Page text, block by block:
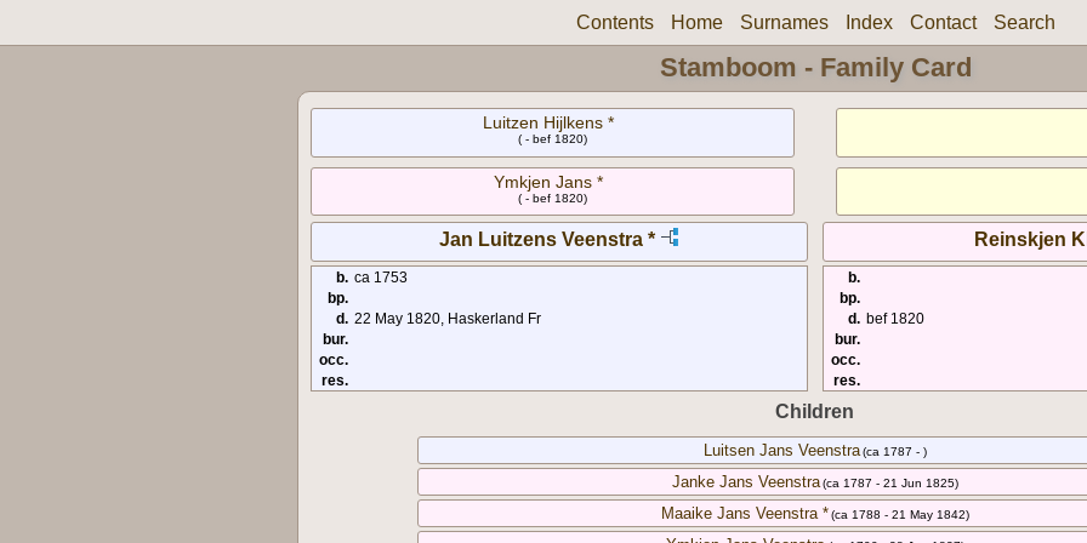
Contents Home Surnames Index Contact Search
Stamboom - Family Card
Luitzen Hijlkens *
( - bef 1820)
Ymkjen Jans *
( - bef 1820)
Jan Luitzens Veenstra * Reinskjen
b. ca 1753
bp.
d. 22 May 1820, Haskerland Fr
bur.
occ.
res.
b.
bp.
d. bef 1820
bur.
occ.
res.
Children
Luitsen Jans Veenstra(ca 1787 - )
Janke Jans Veenstra(ca 1787 - 21 Jun 1825)
Maaike Jans Veenstra *(ca 1788 - 21 May 1842)